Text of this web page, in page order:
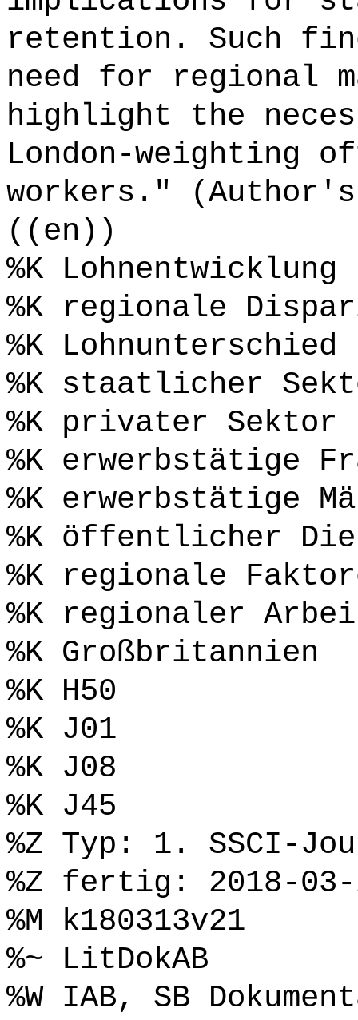
retention. Such
need for regional
highlight the
London-weighting
workers."
((en))
%K Lohnentwicklung
%K regionale
%K Lohnunterschied
%K staatlicher
%K privater Sektor
%K erwerbstätige
%K erwerbstätige
%K öffentlicher
%K regionale
%K regionaler
%K Großbritannien
%K H50
%K J01
%K J08
%K J45
%Z Typ: 1. SSCI-
%Z fertig: 2018-03-
%M k180313v21
%~ LitDokAB
%W IAB, SB